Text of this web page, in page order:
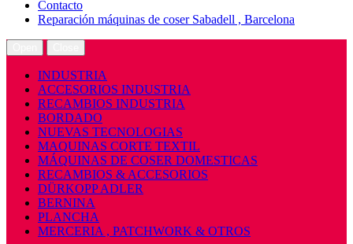
Contacto
Reparación máquinas de coser Sabadell , Barcelona
INDUSTRIA
ACCESORIOS INDUSTRIA
RECAMBIOS INDUSTRIA
BORDADO
NUEVAS TECNOLOGIAS
MAQUINAS CORTE TEXTIL
MÁQUINAS DE COSER DOMESTICAS
RECAMBIOS & ACCESORIOS
DÜRKOPP ADLER
BERNINA
PLANCHA
MERCERIA , PATCHWORK & OTROS